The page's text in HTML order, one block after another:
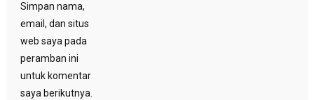
Simpan nama,
email, dan situs
web saya pada
peramban ini
untuk komentar
saya berikutnya.